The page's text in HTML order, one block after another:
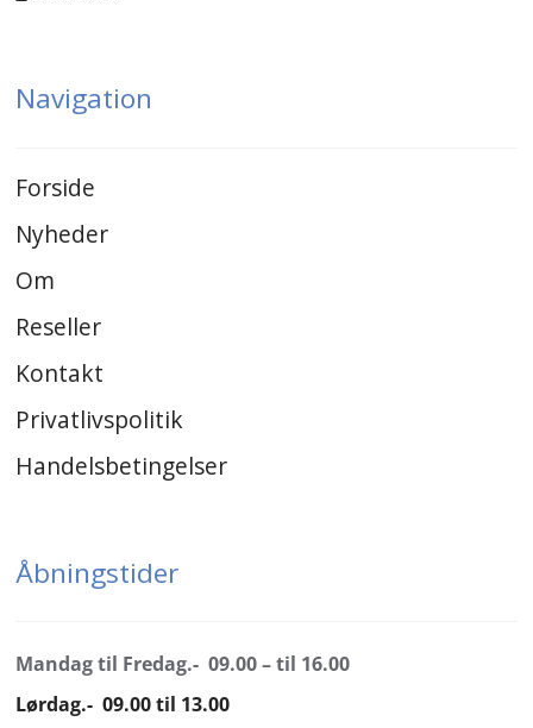
Navigation
Forside
Nyheder
Om
Reseller
Kontakt
Privatlivspolitik
Handelsbetingelser
Åbningstider
Mandag til Fredag.- 09.00 – til 16.00
Lørdag.- 09.00 til 13.00